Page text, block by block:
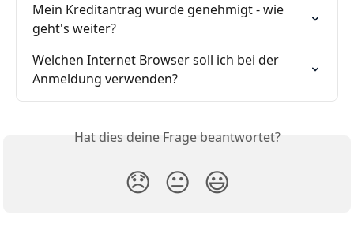
Mein Kreditantrag wurde genehmigt - wie
geht's weiter?
Welchen Internet Browser soll ich bei der
Anmeldung verwenden?
Hat dies deine Frage beantwortet?
😞 😐 😃